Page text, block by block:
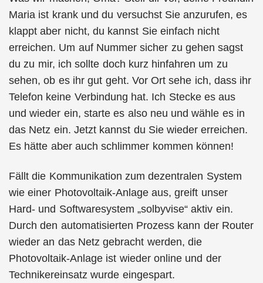
Maria ist krank und du versuchst Sie anzurufen, es
klappt aber nicht, du kannst Sie einfach nicht
erreichen. Um auf Nummer sicher zu gehen sagst
du zu mir, ich sollte doch kurz hinfahren um zu
sehen, ob es ihr gut geht. Vor Ort sehe ich, dass ihr
Telefon keine Verbindung hat. Ich Stecke es aus
und wieder ein, starte es also neu und wähle es in
das Netz ein. Jetzt kannst du Sie wieder erreichen.
Es hätte aber auch schlimmer kommen können!
Fällt die Kommunikation zum dezentralen System
wie einer Photovoltaik-Anlage aus, greift unser
Hard- und Softwaresystem „solbyvise“ aktiv ein.
Durch den automatisierten Prozess kann der Router
wieder an das Netz gebracht werden, die
Photovoltaik-Anlage ist wieder online und der
Technikereinsatz wurde eingespart.